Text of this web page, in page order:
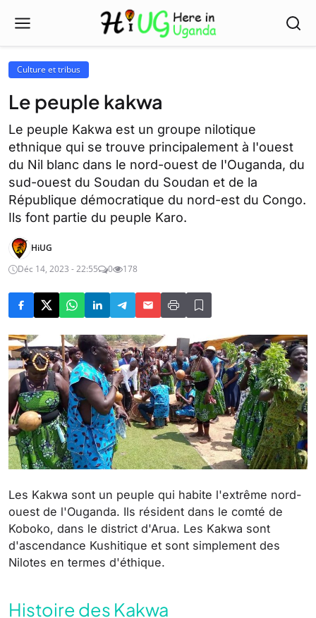
Culture et tribus
Le peuple kakwa
Le peuple Kakwa est un groupe nilotique
ethnique qui se trouve principalement à l'ouest
du Nil blanc dans le nord-ouest de l'Ouganda, du
sud-ouest du Soudan du Soudan et de la
République démocratique du nord-est du Congo.
Ils font partie du peuple Karo.
HiUG
Déc 14, 2023 - 22:55
0 178
Les Kakwa sont un peuple qui habite l'extrême nord-
ouest de l'Ouganda. Ils résident dans le comté de
Koboko, dans le district d'Arua. Les Kakwa sont
d'ascendance Kushitique et sont simplement des
Nilotes en termes d'éthique.
Histoire des Kakwa